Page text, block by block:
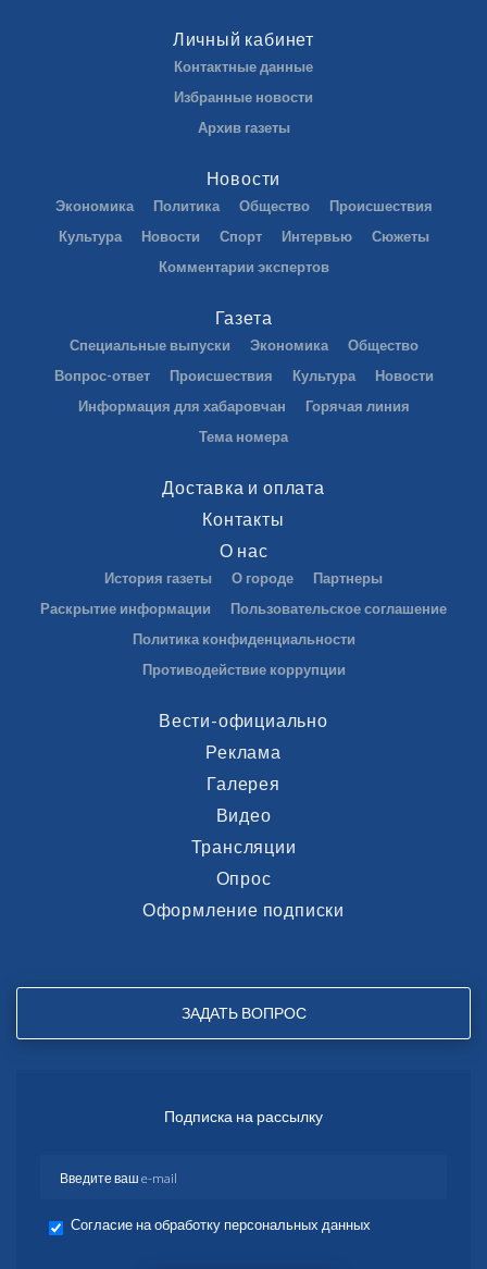
Личный кабинет
Контактные данные
Избранные новости
Архив газеты
Новости
Экономика Политика Общество
Происшествия
Культура
Новости Спорт Интервью
Сюжеты
Комментарии экспертов
Газета
Специальные выпуски Экономика
Общество
Вопрос-ответ
Происшествия Культура
Новости
Информация для хабаровчан
Горячая линия
Тема номера
Доставка и оплата
Контакты
О нас
История газеты О городе
Партнеры
Раскрытие информации
Пользовательское соглашение
Политика конфиденциальности
Противодействие коррупции
Вести-официально
Реклама
Галерея
Видео
Трансляции
Опрос
Оформление подписки
ЗАДАТЬ ВОПРОС
Подписка на рассылку
Согласие на обработку персональных данных